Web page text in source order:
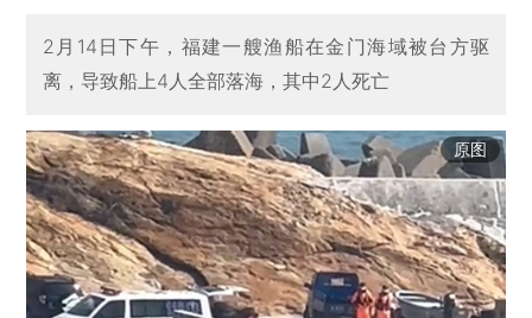
2月14日下午，福建一艘渔船在金门海域被台方驱
离，导致船上4人全部落海，其中2人死亡
原图